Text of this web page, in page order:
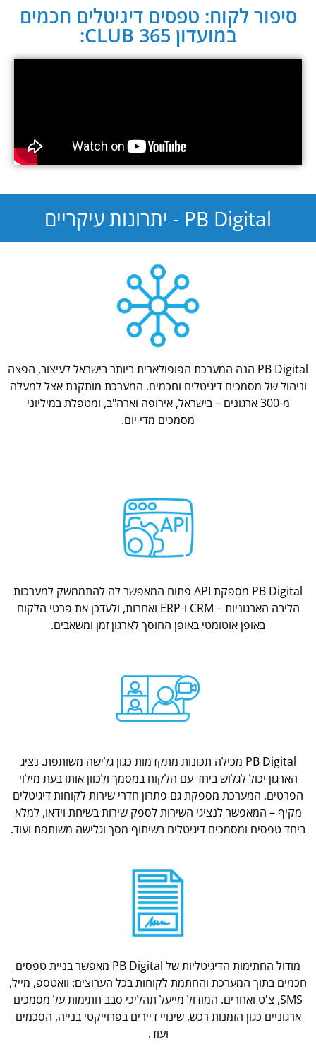
סיפור לקוח: טפסים דיגיטלים חכמים
במועדון CLUB 365:
PB Digital - יתרונות עיקריים
PB Digital הנה המערכת הפופולארית ביותר בישראל לעיצוב, הפצה
וניהול של מסמכים דיגיטלים וחכמים. המערכת מותקנת אצל למעלה
מ-300 ארגונים – בישראל, אירופה וארה"ב, ומטפלת במיליוני
מסמכים מדי יום.
PB Digital מספקת API פתוח המאפשר לה להתממשק למערכות
הליבה הארגוניות – CRM ו-ERP ואחרות, ולעדכן את פרטי הלקוח
באופן אוטומטי באופן החוסך לארגון זמן ומשאבים.
PB Digital מכילה תכונות מתקדמות כגון גלישה משותפת. נציג
הארגון יכול לגלוש ביחד עם הלקוח במסמך ולכוון אותו בעת מילוי
הפרטים. המערכת מספקת גם פתרון חדרי שירות לקוחות דיגיטלים
מקיף – המאפשר לנציגי השירות לספק שירות בשיחת וידאו, למלא
ביחד טפסים ומסמכים דיגיטלים בשיתוף מסך וגלישה משותפת ועוד.
מודול החתימות הדיגיטליות של PB Digital מאפשר בניית טפסים
חכמים בתוך המערכת והחתמת לקוחות בכל הערוצים: וואטספ, מייל,
SMS, צ'ט ואחרים. המודול מייעל תהליכי סבב חתימות על מסמכים
ארגוניים כגון הזמנות רכש, שינויי דיירים בפרוייקטי בנייה, הסכמים
ועוד.